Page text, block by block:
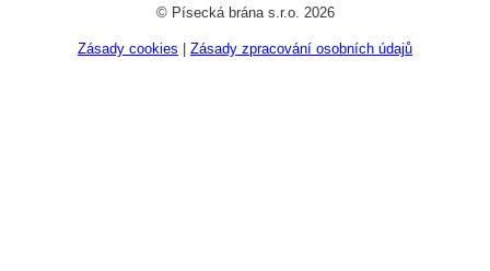
© Písecká brána s.r.o. 2026
Zásady cookies Zásady zpracování osobních údajů